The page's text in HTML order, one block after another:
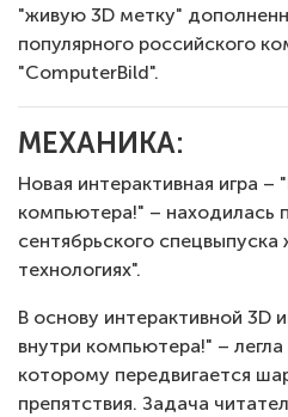
"живую 3D метку"
популярного российского
"ComputerBild".
МЕХАНИКА:
Новая интерактивная игра
компьютера!" – находилась
сентябрьского
технологиях".
В основу интерактивной 3D
внутри компьютера!" –
которому передвигается
препятствия. Задача